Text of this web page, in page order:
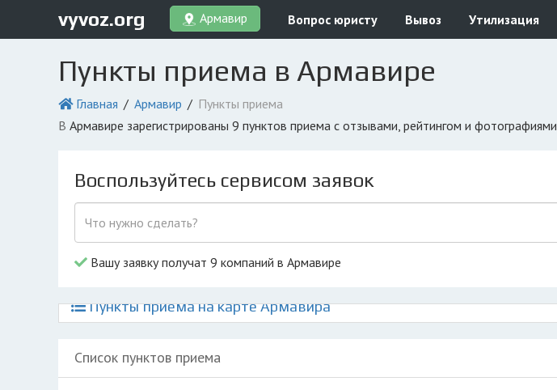
vyvoz.org Армавир Вопрос юристу Вывоз Утилизация
Пункты приема в Армавире
Главная Армавир
Пункты приема
в Армавире зарегистрированы 9 пунктов приема с отзывами, рейтингом и фотографиями
Воспользуйтесь сервисом заявок
Вашу заявку получат 9 компаний в Армавире
Пункты приема на карте Армавира
Список пунктов приема